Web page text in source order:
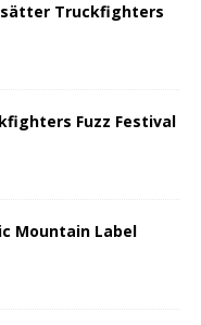
Truckfighters
Fuzz Festival
Mountain Label